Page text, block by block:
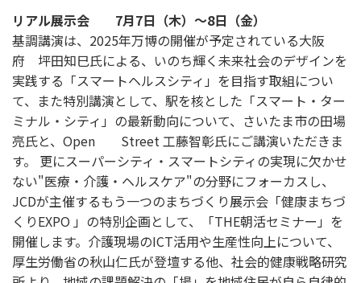
リアル展示会 7月7日（木）～8日（金）
基調講演は、2025年万博の開催が予定されている大阪
府 坪田知巳氏による、いのち輝く未来社会のデザインを
実践する「スマートヘルスシティ」を目指す取組につい
て、また特別講演として、駅を核とした「スマート・ター
ミナル・シティ」の最新動向について、さいたま市の田場
亮氏と、Open Street 工藤智彰氏にご講演いただきま
す。 更にスーパーシティ・スマートシティの実現に欠かせ
ない"医療・介護・ヘルスケア"の分野にフォーカスし、
JCDが主催するもう一つのまちづくり展示会「健康まちづ
くりEXPO 」の特別企画として、「THE朝活セミナー」を
開催します。介護現場のICT活用や生産性向上について、
厚生労働省の秋山仁氏が登壇する他、社会的健康戦略研究